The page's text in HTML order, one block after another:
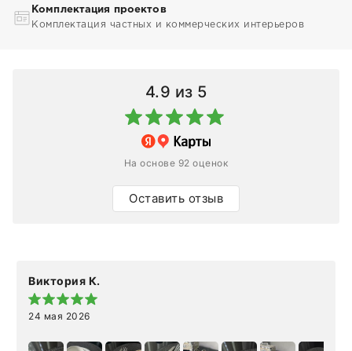
Комплектация проектов
Комплектация частных и коммерческих интерьеров
4.9 из 5
На основе 92 оценок
Оставить отзыв
Виктория К.
24 мая 2026